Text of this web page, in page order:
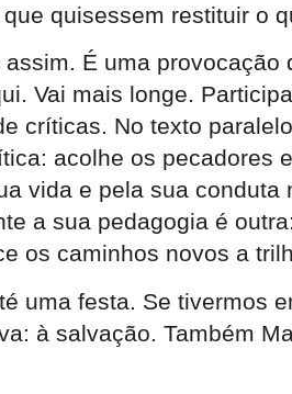
quisessem restituir o
É uma
Vai mais longe.
críticas. No texto
acolhe os pecadores
vida e pela sua
a sua pedagogia é
os caminhos novos a
uma festa. Se tivermos
à salvação. Também